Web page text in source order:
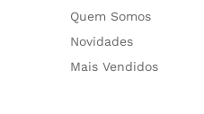
Quem Somos
Novidades
Mais Vendidos